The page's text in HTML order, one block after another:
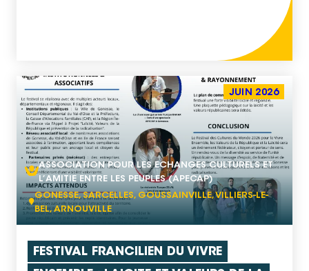
d’aller-vers permettant de toucher des personnes
souvent éloignées des pratiques culturelles et des
espaces de socialisation. Déployé en lien étroit
[…]
JUIN 2026
ASSOCIATION POUR LES ECHANGES CULTURELS ET
L’AMITIE ENTRE LES PEUPLES (APECAP)
GONESSE, SARCELLES, GOUSSAINVILLE, VILLIERS-LE-
BEL, ARNOUVILLE
FESTIVAL FRANCILIEN DU VIVRE